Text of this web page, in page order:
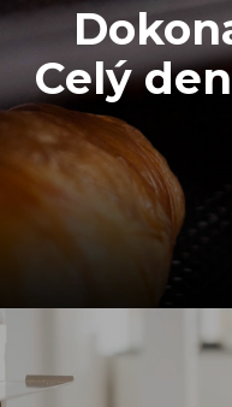
Celý